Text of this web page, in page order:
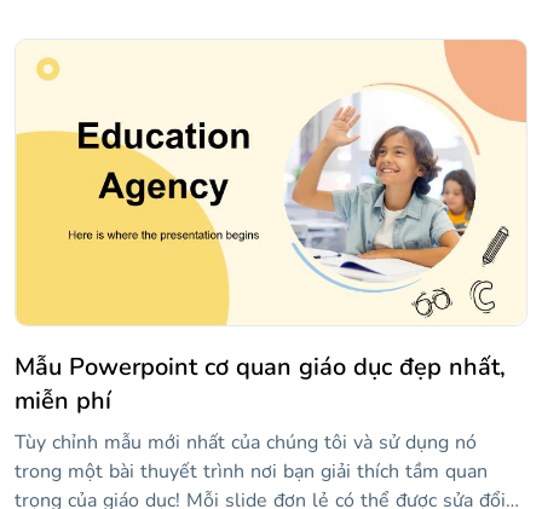
sắp tới, v.v. Có đồ thị và đồ họa thông tin để hiển thị dữ
liệu và một số hình ảnh!
Mẫu Powerpoint cơ quan giáo dục đẹp nhất,
miễn phí
Tùy chỉnh mẫu mới nhất của chúng tôi và sử dụng nó
trong một bài thuyết trình nơi bạn giải thích tầm quan
trọng của giáo dục! Mỗi slide đơn lẻ có thể được sửa đổi